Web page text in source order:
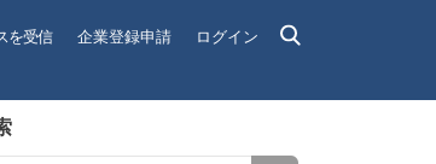
を受信 企業登録申請 ログイン